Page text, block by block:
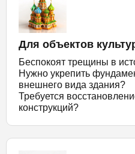
Для объектов
Беспокоят трещины в
Нужно укрепить
внешнего вида здания?
Требуется
конструкций?